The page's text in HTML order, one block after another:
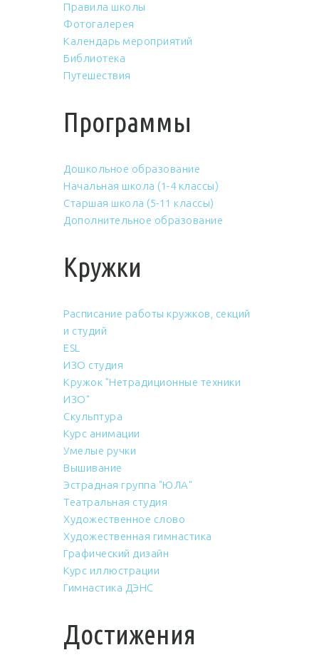
Правила школы
Фотогалерея
Календарь мероприятий
Библиотека
Путешествия
Программы
Дошкольное образование
Начальная школа (1-4 классы)
Старшая школа (5-11 классы)
Дополнительное образование
Кружки
Расписание работы кружков, секций
и студий
ESL
ИЗО студия
Кружок "Нетрадиционные техники
ИЗО"
Скульптура
Курс анимации
Умелые ручки
Вышивание
Эстрадная группа "ЮЛА"
Театральная студия
Художественное слово
Художественная гимнастика
Графический дизайн
Курс иллюстрации
Гимнастика ДЭНС
Достижения